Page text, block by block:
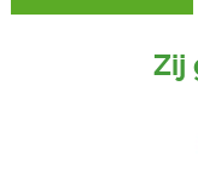
Zij